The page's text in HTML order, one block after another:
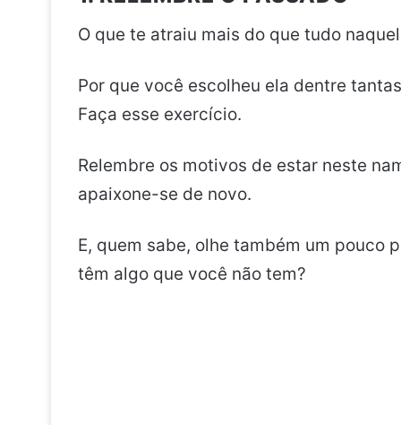
O que te atraiu mais do que tudo
Por que você escolheu ela dentre
Faça esse exercício.
Relembre os motivos de estar neste
apaixone-se de novo.
E, quem sabe, olhe também um pouco
têm algo que você não tem?